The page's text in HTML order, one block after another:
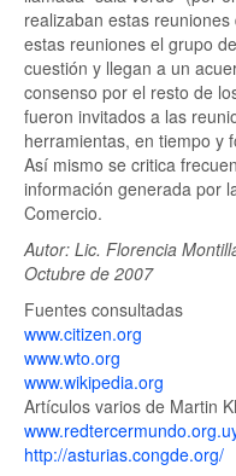
realizaban estas
estas reuniones el grupo
cuestión y llegan a un
consenso por el resto de
fueron invitados a las
herramientas, en tiempo y
Así mismo se critica
información generada por
Comercio.
Autor: Lic. Florencia
Octubre de 2007
Fuentes consultadas
www.citizen.org
www.wto.org
www.wikipedia.org
Artículos varios de Martin
http://asturias.congde.org/